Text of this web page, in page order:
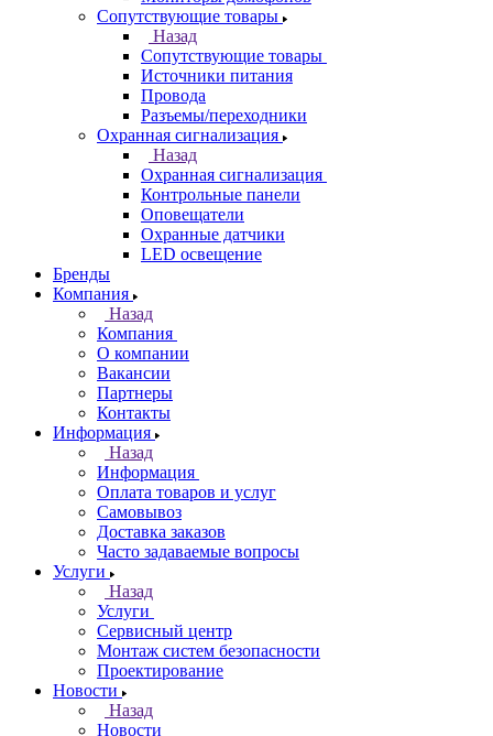
Сопутствующие товары
Назад
Сопутствующие товары
Источники питания
Провода
Разъемы/переходники
Охранная сигнализация
Назад
Охранная сигнализация
Контрольные панели
Оповещатели
Охранные датчики
LED освещение
Бренды
Компания
Назад
Компания
О компании
Вакансии
Партнеры
Контакты
Информация
Назад
Информация
Оплата товаров и услуг
Самовывоз
Доставка заказов
Часто задаваемые вопросы
Услуги
Назад
Услуги
Сервисный центр
Монтаж систем безопасности
Проектирование
Новости
Назад
Новости